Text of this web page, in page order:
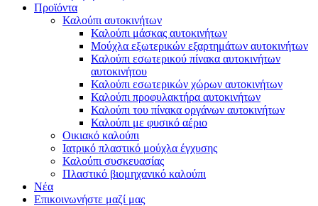
Προϊόντα
Καλούπι αυτοκινήτων
Καλούπι μάσκας αυτοκινήτων
Μούχλα εξωτερικών εξαρτημάτων αυτοκινήτων
Καλούπι εσωτερικού πίνακα αυτοκινήτων
αυτοκινήτου
Καλούπι εσωτερικών χώρων αυτοκινήτων
Καλούπι προφυλακτήρα αυτοκινήτων
Καλούπι του πίνακα οργάνων αυτοκινήτων
Καλούπι με φυσικό αέριο
Οικιακό καλούπι
Ιατρικό πλαστικό μούχλα έγχυσης
Καλούπι συσκευασίας
Πλαστικό βιομηχανικό καλούπι
Νέα
Επικοινωνήστε μαζί μας